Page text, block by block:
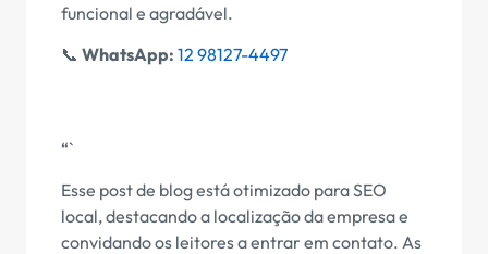
funcional e agradável.
📞 WhatsApp: 12 98127-4497
“`
Esse post de blog está otimizado para SEO
local, destacando a localização da empresa e
convidando os leitores a entrar em contato. As